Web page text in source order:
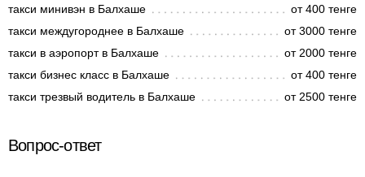
такси минивэн в Балхаше
от 400 тенге
такси междугороднее в Балхаше
от 3000 тенге
такси в аэропорт в Балхаше
от 2000 тенге
такси бизнес класс в Балхаше
от 400 тенге
такси трезвый водитель в Балхаше
от 2500 тенге
Вопрос-ответ